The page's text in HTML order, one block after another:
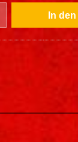
In den